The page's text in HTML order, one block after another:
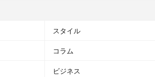
スタイル
コラム
ビジネス